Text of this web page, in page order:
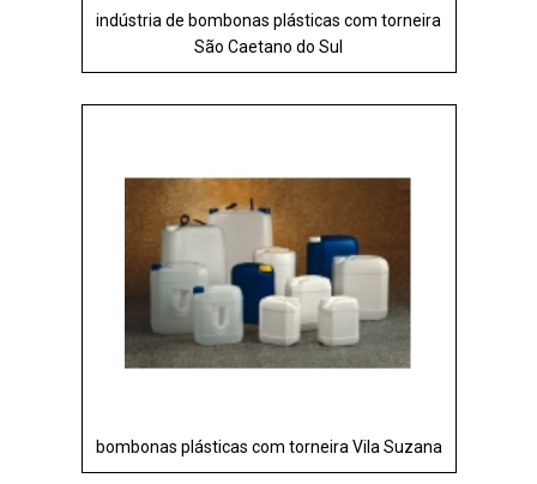
indústria de bombonas plásticas com torneira
São Caetano do Sul
bombonas plásticas com torneira Vila Suzana